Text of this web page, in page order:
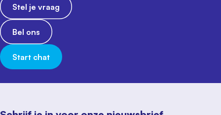
Stel je vraag
Bel ons
Start chat